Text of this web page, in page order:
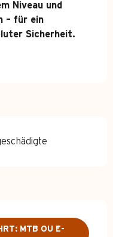
Niveau und
– für ein
Sicherheit.
MTB OU E-